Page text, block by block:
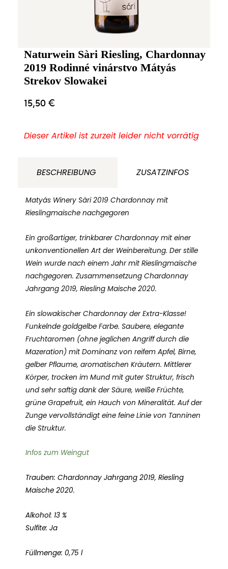
Naturwein Sàri Riesling, Chardonnay
2019 Rodinné vinárstvo Mátyás
Strekov Slowakei
15,50€
Dieser Artikel ist zurzeit leider nicht vorrätig
BESCHREIBUNG ZUSATZINFOS
Matyás Winery Sàri 2019 Chardonnay mit
Rieslingmaische nachgegoren
Ein großartiger, trinkbarer Chardonnay mit einer
unkonventionellen Art der Weinbereitung. Der stille
Wein wurde nach einem Jahr mit Rieslingmaische
nachgegoren. Zusammensetzung Chardonnay
Jahrgang 2019, Riesling Maische 2020.
Ein slowakischer Chardonnay der Extra-Klasse!
Funkelnde goldgelbe Farbe. Saubere, elegante
Fruchtaromen (ohne jeglichen Angriff durch die
Mazeration) mit Dominanz von reifem Apfel, Birne,
gelber Pflaume, aromatischen Kräutern. Mittlerer
Körper, trocken im Mund mit guter Struktur, frisch
und sehr saftig dank der Säure, weiße Früchte,
grüne Grapefruit, ein Hauch von Mineralität. Auf der
Zunge vervollständigt eine feine Linie von Tanninen
die Struktur.
Infos zum Weingut
Trauben: Chardonnay Jahrgang 2019, Riesling
Maische 2020.
Alkohol: 13 %
Sulfite: Ja
Füllmenge: 0,75 l